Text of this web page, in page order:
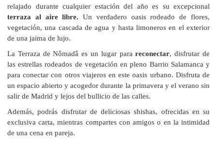
relajado durante cualquier estación del año es su excepcional
terraza al aire libre.Un verdadero oasis rodeado de flores,
vegetación, una cascada de agua y hasta limoneros en el exterior
de una jaima de lujo.
La Terraza de Nômadâ es un lugar parareconectar, disfrutar de
las estrellas rodeados de vegetación en pleno Barrio Salamanca y
para conectar con otros viajeros en este oasis urbano. Disfruta de
un espacio abierto y acogedor durante la primavera y el verano sin
salir de Madrid y lejos del bullicio de las calles.
Además, podrás disfrutar de deliciosas shishas, ofrecidas en su
exclusiva carta, mientras compartes con amigos o en la intimidad
de una cena en pareja.